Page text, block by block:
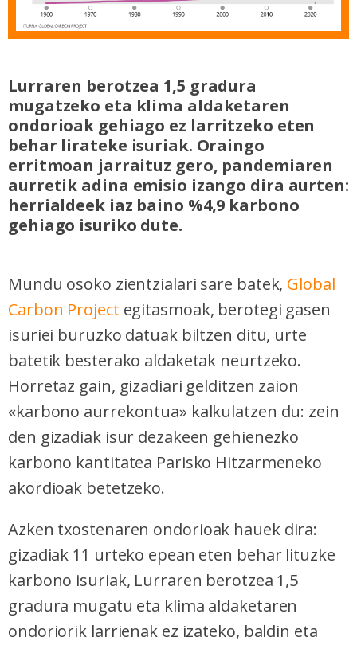
Lurraren berotzea 1,5 gradura
mugatzeko eta klima aldaketaren
ondorioak gehiago ez larritzeko eten
behar lirateke isuriak. Oraingo
erritmoan jarraituz gero, pandemiaren
aurretik adina emisio izango dira aurten:
herrialdeek iaz baino %4,9 karbono
gehiago isuriko dute.
Mundu osoko zientzialari sare batek, Global
Carbon Project egitasmoak, berotegi gasen
isuriei buruzko datuak biltzen ditu, urte
batetik besterako aldaketak neurtzeko.
Horretaz gain, gizadiari gelditzen zaion
«karbono aurrekontua» kalkulatzen du: zein
den gizadiak isur dezakeen gehienezko
karbono kantitatea Parisko Hitzarmeneko
akordioak betetzeko.
Azken txostenaren ondorioak hauek dira:
gizadiak 11 urteko epean eten behar lituzke
karbono isuriak, Lurraren berotzea 1,5
gradura mugatu eta klima aldaketaren
ondoriorik larrienak ez izateko, baldin eta